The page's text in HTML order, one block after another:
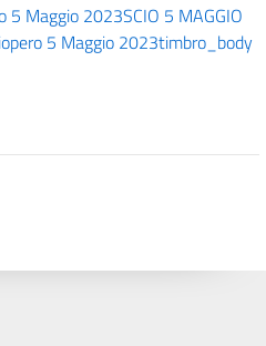
5 Maggio 2023SCIO 5 MAGGIO
5 Maggio 2023timbro_body